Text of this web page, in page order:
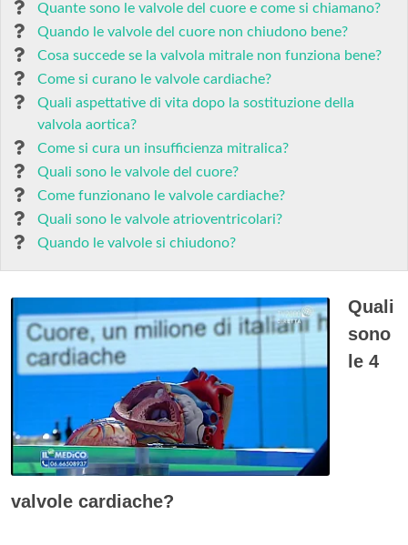
Quante sono le valvole del cuore e come si chiamano?
Quando le valvole del cuore non chiudono bene?
Cosa succede se la valvola mitrale non funziona bene?
Come si curano le valvole cardiache?
Quali aspettative di vita dopo la sostituzione della
valvola aortica?
Come si cura un insufficienza mitralica?
Quali sono le valvole del cuore?
Come funzionano le valvole cardiache?
Quali sono le valvole atrioventricolari?
Quando le valvole si chiudono?
Quali
sono
le 4
valvole cardiache?